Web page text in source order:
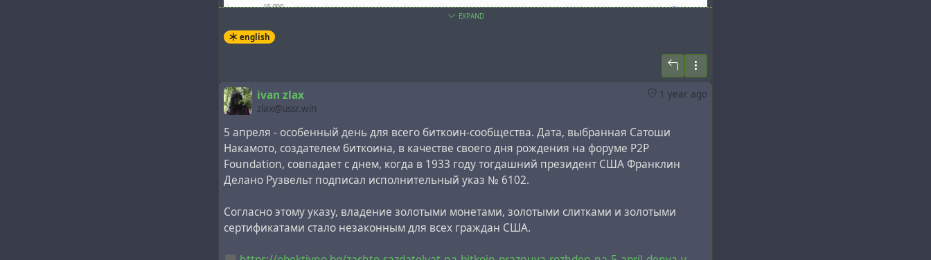
EXPAND
english
1 year ago
ivan zlax
zlax@ussr.win
5 апреля - особенный день для всего биткоин-сообщества. Дата, выбранная Сатоши
Накамото, создателем биткоина, в качестве своего дня рождения на форуме P2P
Foundation, совпадает с днем, когда в 1933 году тогдашний президент США Франклин
Делано Рузвельт подписал исполнительный указ № 6102.
Согласно этому указу, владение золотыми монетами, золотыми слитками и золотыми
сертификатами стало незаконным для всех граждан США.